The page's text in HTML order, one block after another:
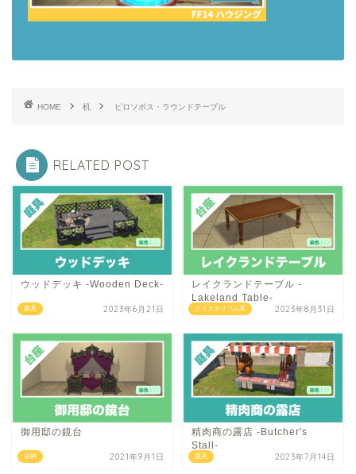
HOME 机 ピロソポス・ラウンドテーブル
RELATED POST
庭具
ウッドデッキ -Wooden Deck-
2023年6月21日 クリスタリウム系
レイクランドテーブル -
Lakeland Table-
2023年8月31日
収納
御用邸の鏡台
2021年9月1日 庭具
精肉商の露店 -Butcher's
Stall-
2023年7月14日